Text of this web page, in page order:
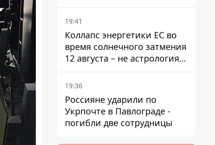
19:41
Коллапс энергетики ЕС во
время солнечного затмения
12 августа – не астрология,
в Брюсселе готовятся к
экстренным мероприятиям
19:36
Россияне ударили по
Укрпочте в Павлограде -
погибли две сотрудницы